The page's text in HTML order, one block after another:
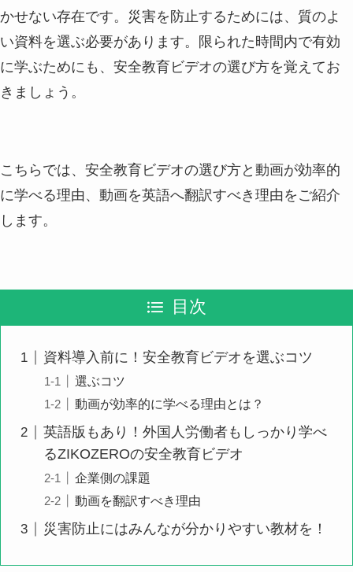
かせない存在です。災害を防止するためには、質のよ
い資料を選ぶ必要があります。限られた時間内で有効
に学ぶためにも、安全教育ビデオの選び方を覚えてお
きましょう。
こちらでは、安全教育ビデオの選び方と動画が効率的
に学べる理由、動画を英語へ翻訳すべき理由をご紹介
します。
目次
資料導入前に！安全教育ビデオを選ぶコツ
選ぶコツ
動画が効率的に学べる理由とは？
英語版もあり！外国人労働者もしっかり学べ
るZIKOZEROの安全教育ビデオ
企業側の課題
動画を翻訳すべき理由
災害防止にはみんなが分かりやすい教材を！